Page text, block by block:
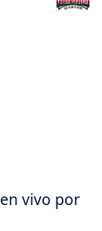
vivo por